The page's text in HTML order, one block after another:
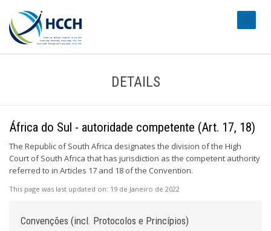
DETAILS
África do Sul - autoridade competente (Art. 17, 18)
The Republic of South Africa designates the division of the High
Court of South Africa that has jurisdiction as the competent authority
referred to in Articles 17 and 18 of the Convention.
This page was last updated on: 19 de Janeiro de 2022
Convenções (incl. Protocolos e Princípios)